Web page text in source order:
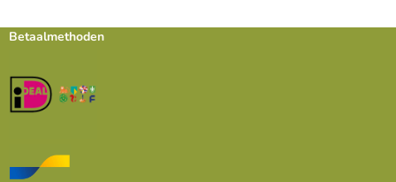
Betaalmethoden